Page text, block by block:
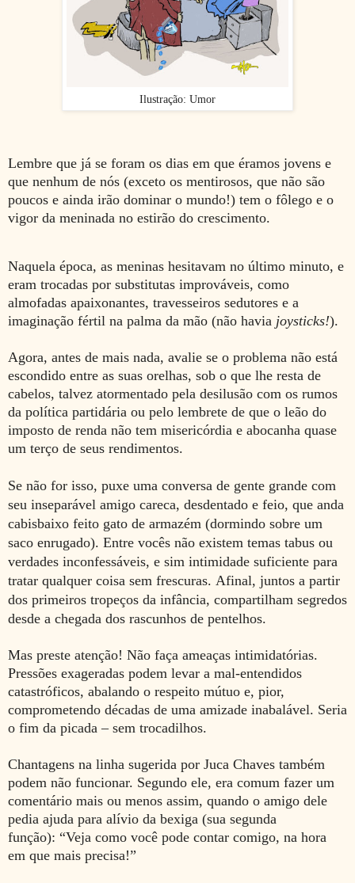
Ilustração: Umor
Lembre que já se foram os dias em que éramos jovens e
que nenhum de nós (exceto os mentirosos, que não são
poucos e ainda irão dominar o mundo!) tem o fôlego e o
vigor da meninada no estirão do crescimento.
Naquela época, as meninas hesitavam no último minuto, e
eram trocadas por substitutas improváveis, como
almofadas apaixonantes, travesseiros sedutores e a
imaginação fértil na palma da mão (não havia joysticks!).
Agora, antes de mais nada, avalie se o problema não está
escondido entre as suas orelhas, sob o que lhe resta de
cabelos, talvez atormentado pela desilusão com os rumos
da política partidária ou pelo lembrete de que o leão do
imposto de renda não tem misericórdia e abocanha quase
um terço de seus rendimentos.
Se não for isso, puxe uma conversa de gente grande com
seu inseparável amigo careca, desdentado e feio, que anda
cabisbaixo feito gato de armazém (dormindo sobre um
saco enrugado). Entre vocês não existem temas tabus ou
verdades inconfessáveis, e sim intimidade suficiente para
tratar qualquer coisa sem frescuras. Afinal, juntos a partir
dos primeiros tropeços da infância, compartilham segredos
desde a chegada dos rascunhos de pentelhos.
Mas preste atenção! Não faça ameaças intimidatórias.
Pressões exageradas podem levar a mal-entendidos
catastróficos, abalando o respeito mútuo e, pior,
comprometendo décadas de uma amizade inabalável. Seria
o fim da picada – sem trocadilhos.
Chantagens na linha sugerida por Juca Chaves também
podem não funcionar. Segundo ele, era comum fazer um
comentário mais ou menos assim, quando o amigo dele
pedia ajuda para alívio da bexiga (sua segunda
função): “Veja como você pode contar comigo, na hora
em que mais precisa!”